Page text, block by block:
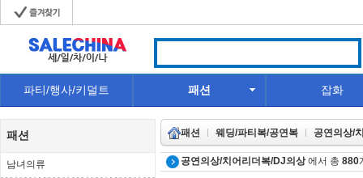
파티/행사/키덜트 패션 잡화
패션
남녀의류
패션 웨딩/파티복/공연복 공연의상/
공연의상/치어리더복/DJ의상에서 총 880